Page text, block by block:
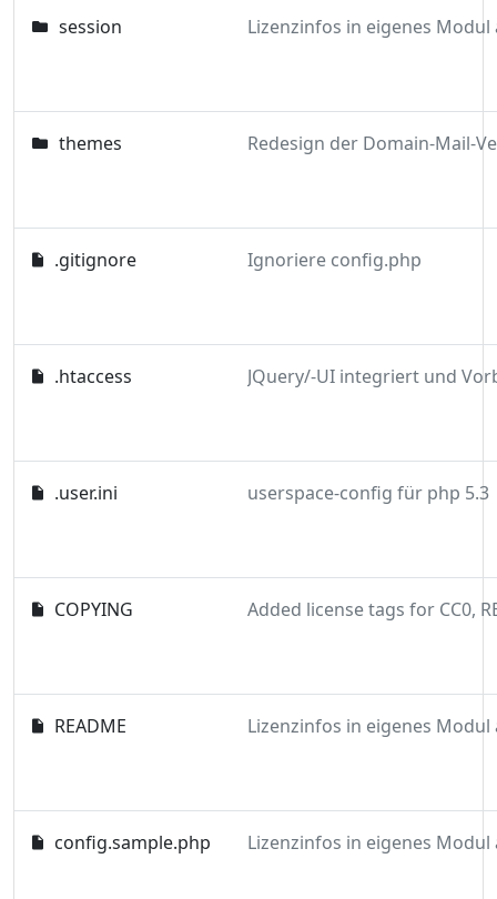
session
themes
.gitignore Ignoriere config.php
.htaccess
.user.ini userspace-config für php 5.3
COPYING
README
config.sample.php